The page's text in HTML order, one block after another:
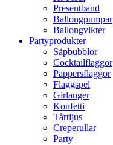
Presentband
Ballongpumpar
Ballong­vikter
Party­­produkter
Såpbubblor
Cocktail­flaggor
Pappers­flaggor
Flaggspel
Girlanger
Konfetti
Tårtljus
Creperullar
Party